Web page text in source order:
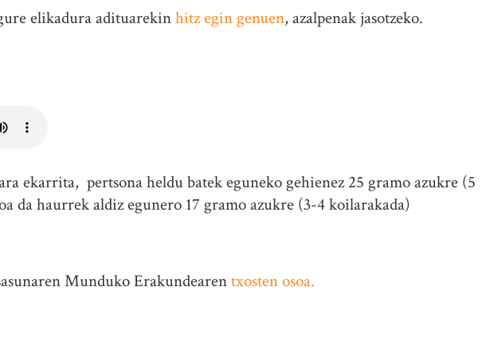
elikadura adituarekinhitz egin genuen, azalpenak jasotzeko.
ekarrita, pertsona heldu batek eguneko gehienez 25 gramo azukre (5
da haurrek aldiz egunero 17 gramo azukre (3-4 koilarakada)
Munduko Erakundearentxosten osoa.